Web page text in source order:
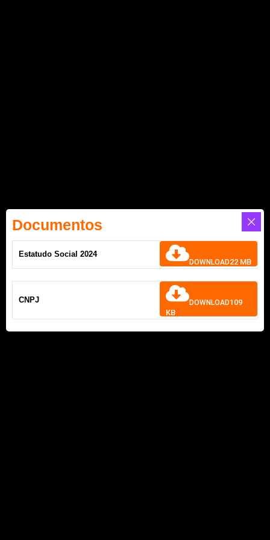
Documentos
Estatudo Social 2024
DOWNLOAD22 MB
CNPJ DOWNLOAD109
KB